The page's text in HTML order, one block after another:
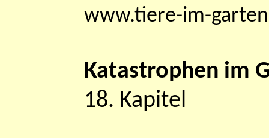
www.tiere-im-
Katastrophen im
18. Kapitel